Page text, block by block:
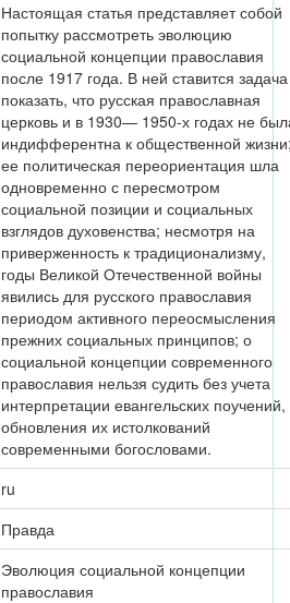
Настоящая статья представляет собой
попытку рассмотреть эволюцию
социальной концепции православия
после 1917 года. В ней ставится задача
показать, что русская православная
церковь и в 1930— 1950-х годах не
индифферентна к общественной
ее политическая переориентация шла
одновременно с пересмотром
социальной позиции и социальных
взглядов духовенства; несмотря на
приверженность к традиционализму,
годы Великой Отечественной войны
явились для русского православия
периодом активного переосмысления
прежних социальных принципов; о
социальной концепции современного
православия нельзя судить без учета
интерпретации евангельских поучений,
обновления их истолкований
современными богословами.
ru
Правда
Эволюция социальной концепции
православия